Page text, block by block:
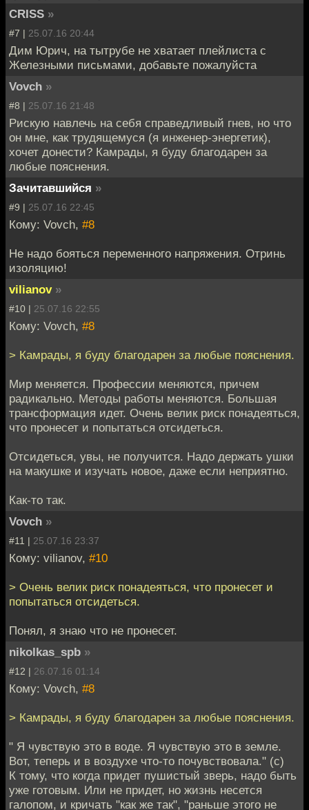
CRISS »
#7 | 25.07.16 20:44
Дим Юрич, на тытрубе не хватает плейлиста с
Железными письмами, добавьте пожалуйста
Vovch »
#8 | 25.07.16 21:48
Рискую навлечь на себя справедливый гнев, но что
он мне, как трудящемуся (я инженер-энергетик),
хочет донести? Камрады, я буду благодарен за
любые пояснения.
Зачитавшийся »
#9 | 25.07.16 22:45
Кому: Vovch, #8
Не надо бояться переменного напряжения. Отринь
изоляцию!
vilianov »
#10 | 25.07.16 22:55
Кому: Vovch, #8
> Камрады, я буду благодарен за любые пояснения.
Мир меняется. Профессии меняются, причем
радикально. Методы работы меняются. Большая
трансформация идет. Очень велик риск понадеяться,
что пронесет и попытаться отсидеться.
Отсидеться, увы, не получится. Надо держать ушки
на макушке и изучать новое, даже если неприятно.
Как-то так.
Vovch »
#11 | 25.07.16 23:37
Кому: vilianov, #10
> Очень велик риск понадеяться, что пронесет и
попытаться отсидеться.
Понял, я знаю что не пронесет.
nikolkas_spb »
#12 | 26.07.16 01:14
Кому: Vovch, #8
> Камрады, я буду благодарен за любые пояснения.
" Я чувствую это в воде. Я чувствую это в земле.
Вот, теперь и в воздухе что-то почувствовала." (с)
К тому, что когда придет пушистый зверь, надо быть
уже готовым. Или не придет, но жизнь несется
галопом, и кричать "как же так", "раньше этого не